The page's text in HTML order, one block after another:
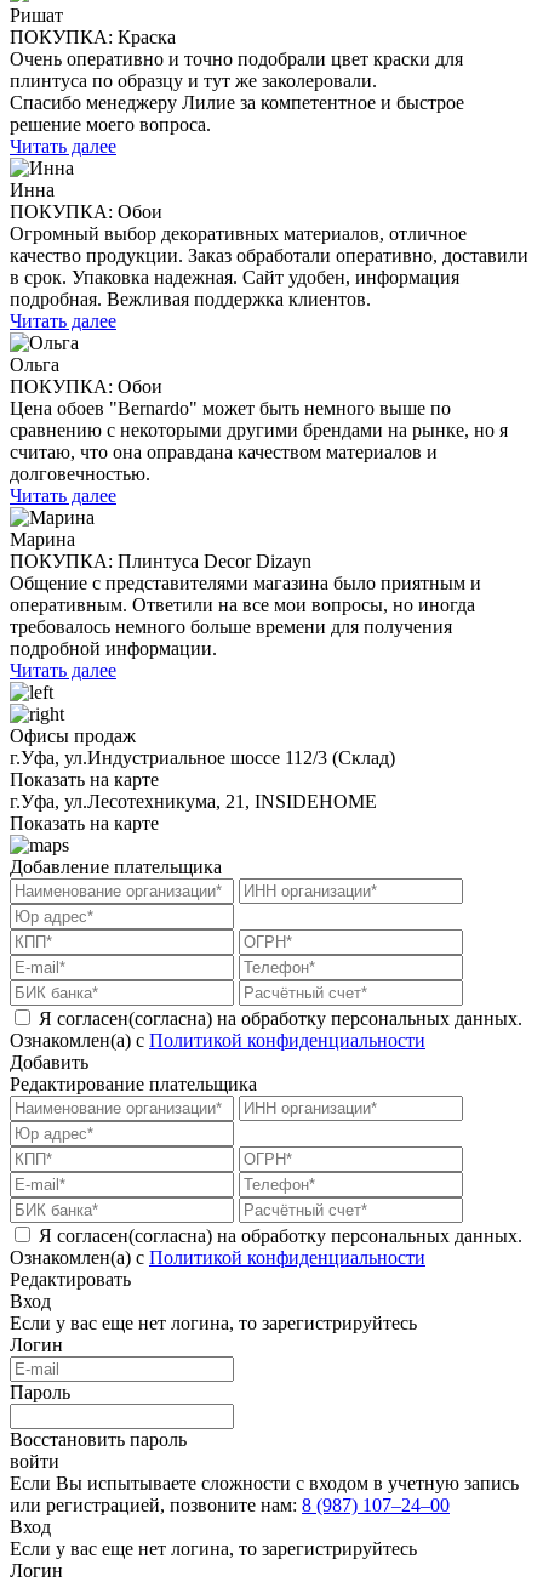
Ришат
ПОКУПКА: Краска
Очень оперативно и точно подобрали цвет краски для
плинтуса по образцу и тут же заколеровали.
Спасибо менеджеру Лилие за компетентное и быстрое
решение моего вопроса.
Читать далее
Инна
ПОКУПКА: Обои
Огромный выбор декоративных материалов, отличное
качество продукции. Заказ обработали оперативно, доставили
в срок. Упаковка надежная. Сайт удобен, информация
подробная. Вежливая поддержка клиентов.
Читать далее
Ольга
ПОКУПКА: Обои
Цена обоев "Bernardo" может быть немного выше по
сравнению с некоторыми другими брендами на рынке, но я
считаю, что она оправдана качеством материалов и
долговечностью.
Читать далее
Марина
ПОКУПКА: Плинтуса Decor Dizayn
Общение с представителями магазина было приятным и
оперативным. Ответили на все мои вопросы, но иногда
требовалось немного больше времени для получения
подробной информации.
Читать далее
Офисы продаж
г.Уфа, ул.Индустриальное шоссе 112/3 (Склад)
Показать на карте
г.Уфа, ​ул.Лесотехникума, 21, INSIDEHOME
Показать на карте
Добавление плательщика
Я согласен(согласна) на обработку персональных данных.
Ознакомлен(а) с Политикой конфиденциальности
Добавить
Редактирование плательщика
Я согласен(согласна) на обработку персональных данных.
Ознакомлен(а) с Политикой конфиденциальности
Редактировать
Вход
Если у вас еще нет логина, то зарегистрируйтесь
Логин
Пароль
Восстановить пароль
войти
Если Вы испытываете сложности с входом в учетную запись
или регистрацией, позвоните нам: 8 (987) 107‒24‒00
Вход
Если у вас еще нет логина, то зарегистрируйтесь
Логин